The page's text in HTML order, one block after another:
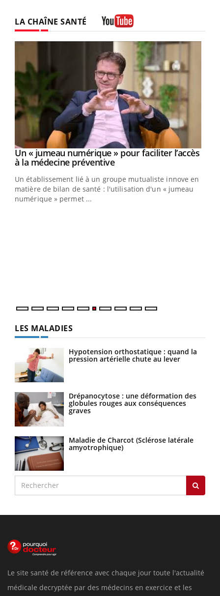
LA CHAÎNE SANTÉ
Youtube
Un « jumeau numérique » pour faciliter l’accès
à la médecine préventiveYoutube
Un établissement lié à un groupe mutualiste innove en
matière de bilan de santé : l'utilisation d'un « jumeau
numérique » permet ...
LES MALADIES
Hypotension orthostatique : quand la
pression artérielle chute au lever
Drépanocytose : une déformation des
globules rouges aux conséquences
graves
Maladie de Charcot (Sclérose latérale
amyotrophique)
Le site santé de référence avec chaque jour toute l'actualité
médicale decryptée par des médecins en exercice et les